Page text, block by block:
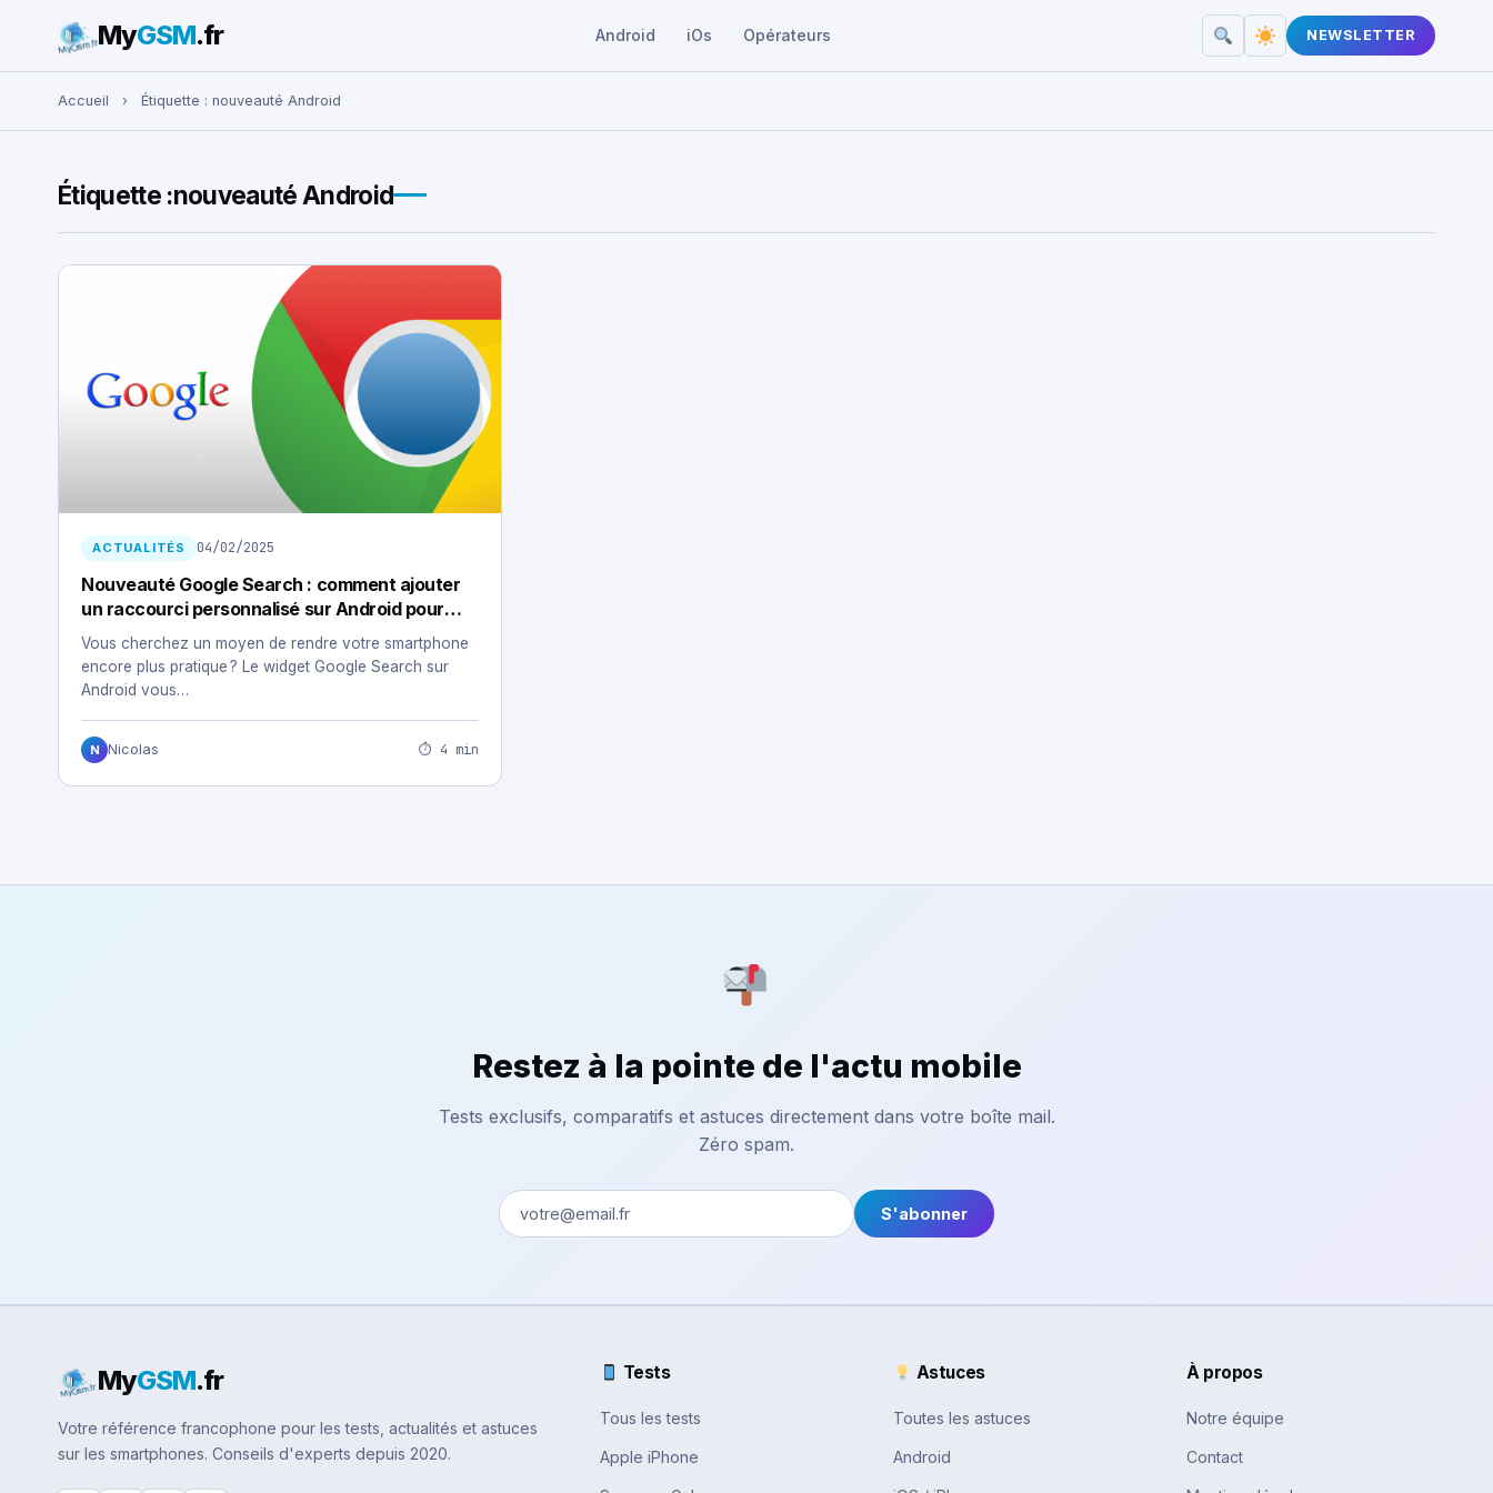
Rechercher :
MyGSM.fr Android iOs Opérateurs NEWSLETTER
Accueil › Étiquette : nouveauté Android
Étiquette :nouveauté Android
ACTUALITÉS 04/02/2025
Nouveauté Google Search : comment ajouter
un raccourci personnalisé sur Android pour
gagner du temps
Vous cherchez un moyen de rendre votre smartphone
encore plus pratique ? Le widget Google Search sur
Android vous…
N Nicolas ⏱ 4 min
Restez à la pointe de l'actu mobile
Tests exclusifs, comparatifs et astuces directement dans votre boîte mail.
Zéro spam.
S'abonner
MyGSM.fr
Votre référence francophone pour les tests, actualités et astuces
sur les smartphones. Conseils d'experts depuis 2020.
Tests
Tous les tests
Apple iPhone
Astuces
Toutes les astuces
Android
À propos
Notre équipe
Contact